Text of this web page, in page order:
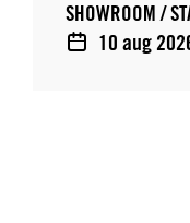
SHOWROOM /
10 aug